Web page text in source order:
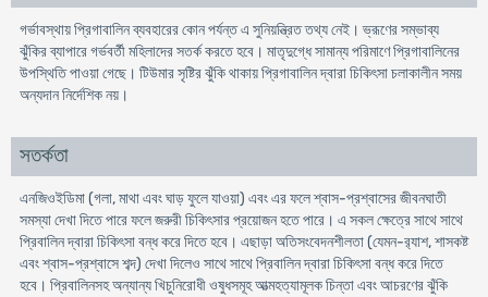
গর্ভাবস্থায় প্রিগাবালিন ব্যবহারের কোন পর্যন্ত এ সুনিয়ন্ত্রিত তথ্য নেই। ভ্রূণের সম্ভাব্য
ঝুঁকির ব্যাপারে গর্ভবর্তী মহিলাদের সতর্ক করতে হবে। মাতৃদুগ্ধে সামান্য পরিমাণে প্রিগাবালিনের
উপস্থিতি পাওয়া গেছে। টিউমার সৃষ্টির ঝুঁকি থাকায় প্রিগাবালিন দ্বারা চিকিৎসা চলাকালীন সময়
অন্যদান নির্দেশিক নয়।
সতর্কতা
এনজিওইডিমা (গলা, মাথা এবং ঘাড় ফুলে যাওয়া) এবং এর ফলে শ্বাস-প্রশ্বাসের জীবনঘাতী
সমস্যা দেখা দিতে পারে ফলে জরুরী চিকিৎসার প্রয়োজন হতে পারে। এ সকল ক্ষেত্রে সাথে সাথে
প্রিবালিন দ্বারা চিকিৎসা বন্ধ করে দিতে হবে। এছাড়া অতিসংবেদনশীলতা (যেমন-র‍্যাশ, শাসকষ্ট
এবং শ্বাস-প্রশ্বাসে শব্দ) দেখা দিলেও সাথে সাথে প্রিবালিন দ্বারা চিকিৎসা বন্ধ করে দিতে
হবে। প্রিবালিনসহ অন্যান্য খিচুনিরোধী ওষুধসমূহ আত্মহত্যামূলক চিন্তা এবং আচরণের ঝুঁকি